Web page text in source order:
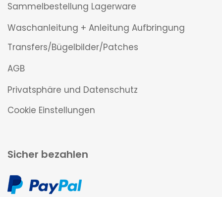
Sammelbestellung Lagerware
Waschanleitung + Anleitung Aufbringung
Transfers/Bügelbilder/Patches
AGB
Privatsphäre und Datenschutz
Cookie Einstellungen
Sicher bezahlen